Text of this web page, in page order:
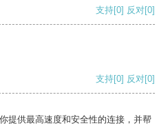
支持[0] 反对[0]
支持[0] 反对[0]
提供最高速度和安全性的连接，并帮